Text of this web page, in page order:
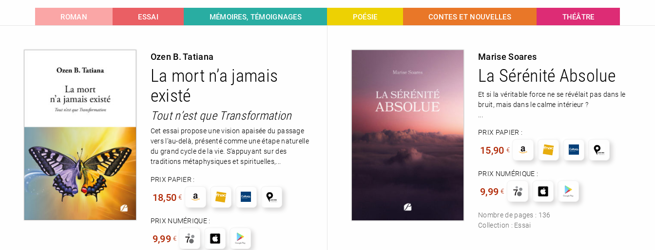
NOUVEAUTÉS
TOUT LE CATALOGUE
ROMAN ESSAI MÉMOIRES, TÉMOIGNAGES POÉSIE CONTES ET NOUVELLES THÉÂTRE
Ozen B. Tatiana
La mort n’a jamais
existé
Tout n’est que Transformation
Cet essai propose une vision apaisée du passage
vers l’au-delà, présenté comme une étape naturelle
du grand cycle de la vie. S’appuyant sur des
traditions métaphysiques et spirituelles,...
PRIX PAPIER :
18,50 €
PRIX NUMÉRIQUE :
9,99 €
Marise Soares
La Sérénité Absolue
Et si la véritable force ne se révélait pas dans le
bruit, mais dans le calme intérieur ?
PRIX PAPIER :
15,90 €
PRIX NUMÉRIQUE :
9,99 €
Nombre de pages : 136
Collection : Essai